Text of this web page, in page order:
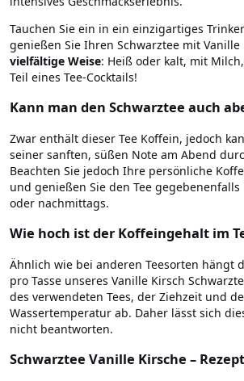
Tauchen Sie ein in ein einzigartiges
genießen Sie Ihren Schwarztee mit
vielfältige Weise: Heiß oder kalt, mit
Teil eines Tee-Cocktails!
Kann man den Schwarztee auch
Zwar enthält dieser Tee Koffein, jedoch
seiner sanften, süßen Note am Abend
Beachten Sie jedoch Ihre persönliche
und genießen Sie den Tee
oder nachmittags.
Wie hoch ist der Koffeingehalt im
Ähnlich wie bei anderen Teesorten hängt
pro Tasse unseres Vanille Kirsch
des verwendeten Tees, der Ziehzeit und
Wassertemperatur ab. Daher lässt sich
nicht beantworten.
Schwarztee Vanille Kirsche –